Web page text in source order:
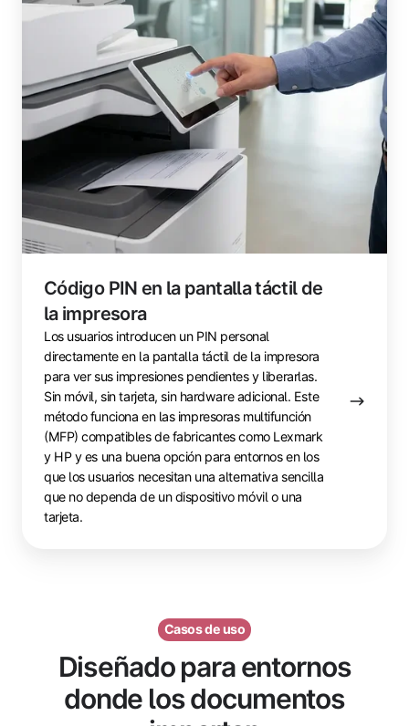
Código PIN en la pantalla táctil de
la impresora
Los usuarios introducen un PIN personal
directamente en la pantalla táctil de la impresora
para ver sus impresiones pendientes y liberarlas.
Sin móvil, sin tarjeta, sin hardware adicional. Este
método funciona en las impresoras multifunción
(MFP) compatibles de fabricantes como Lexmark
y HP y es una buena opción para entornos en los
que los usuarios necesitan una alternativa sencilla
que no dependa de un dispositivo móvil o una
tarjeta.
Casos de uso
Diseñado para entornos
donde los documentos